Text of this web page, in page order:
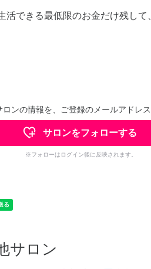
活できる最低限のお金だけ残して
ンの情報を、ご登録のメールアドレス
サロンをフォローする
※フォローはログイン後に反映されます。
サロン